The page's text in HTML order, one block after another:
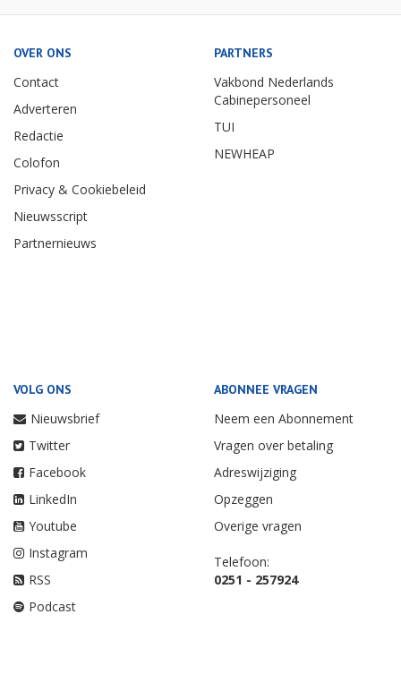
OVER ONS
Contact
Adverteren
Redactie
Colofon
Privacy & Cookiebeleid
Nieuwsscript
Partnernieuws
PARTNERS
Vakbond Nederlands
Cabinepersoneel
TUI
NEWHEAP
VOLG ONS
Nieuwsbrief
Twitter
Facebook
LinkedIn
Youtube
Instagram
RSS
Podcast
ABONNEE VRAGEN
Neem een Abonnement
Vragen over betaling
Adreswijziging
Opzeggen
Overige vragen
Telefoon:
0251 - 257924